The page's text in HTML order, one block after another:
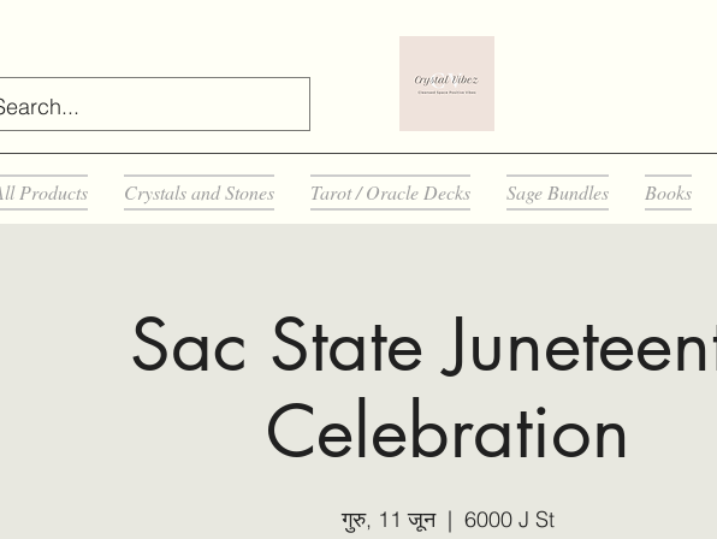
Products Crystals and Stones Tarot / Oracle Decks Sage Bundles Books
Sac State
Celebration
गुरु, 11 जून
  |
6000 J St